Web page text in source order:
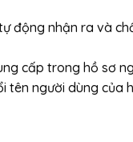
động nhận ra và
cấp trong hồ sơ
người dùng của